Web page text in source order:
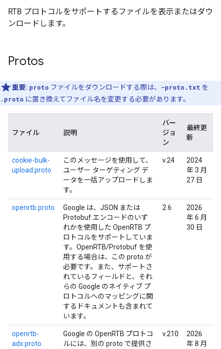
RTB プロトコルをサポートするファイルを表示またはダウ
ンロードします。
Protos
重要: proto ファイルをダウンロードする際は、 -proto.txt を
.proto に置き換えてファイル名を変更する必要があります。
ファイル 説明
バー
ジョ
ン
最終更
新
cookie-bulk-
upload.proto
このメッセージを使用して、
ユーザー ターゲティング デ
ータを一括アップロードしま
す。
v.24
2024
年 3 月
27 日
openrtb.proto
Google は、JSON または
Protobuf エンコードのいず
れかを使用した OpenRTB プ
ロトコルをサポートしていま
す。OpenRTB/Protobuf を使
用する場合は、この proto が
必要です。また、サポートさ
れているフィールドと、それ
らの Google のネイティブ プ
ロトコルへのマッピングに関
するドキュメントも含まれて
います。
2.6
2026
年 6 月
30 日
openrtb-
adx.proto
Google の OpenRTB プロトコ
ルには、別の proto で提供さ
v.210
2026
年 8 月